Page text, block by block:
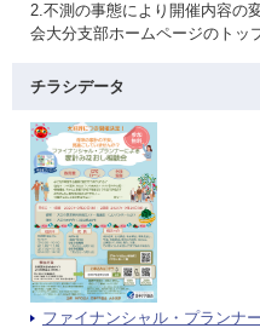
2.不測の事態により開催内容の
会大分支部ホームページのトッ
チラシデータ
ファイナンシャル・プランナ